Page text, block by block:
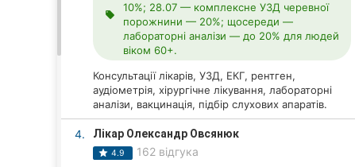
Житомир
local_offer
10%; 28.07 — комплексне УЗД черевної
порожнини — 20%; щосереди —
лабораторні аналізи — до 20% для людей
віком 60+.
Консультації лікарів, УЗД, ЕКГ, рентген,
аудіометрія, хірургічне лікування, лабораторні
аналізи, вакцинація, підбір слухових апаратів.
4. Лікар Олександр Овсянюк
4.9 162 відгука